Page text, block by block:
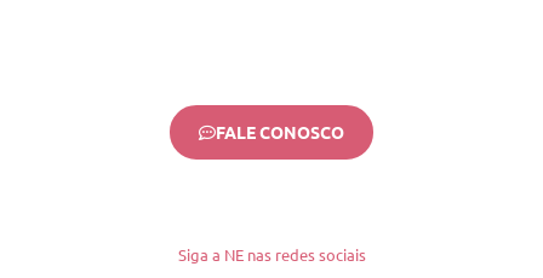
FALE CONOSCO
Siga a NE nas redes sociais